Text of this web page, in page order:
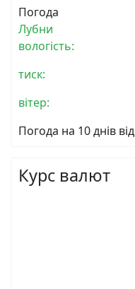
Погода
Лубни
вологість:
тиск:
вітер:
Погода на 10 днів від
Курс валют